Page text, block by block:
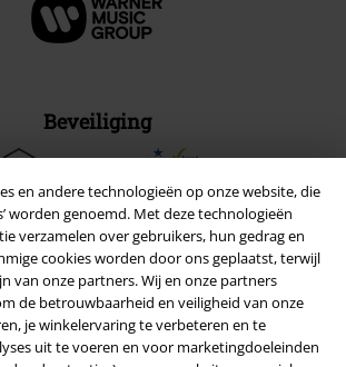
en andere technologieën op onze website, die
worden genoemd. Met deze technologieën
verzamelen over gebruikers, hun gedrag en
cookies worden door ons geplaatst, terwijl
van onze partners. Wij en onze partners
de betrouwbaarheid en veiligheid van onze
je winkelervaring te verbeteren en te
uit te voeren en voor marketingdoeleinden
Beveiliging